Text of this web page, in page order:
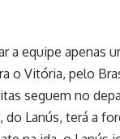
a equipe apenas
o Vitória, pelo
seguem no
Lanús, terá a